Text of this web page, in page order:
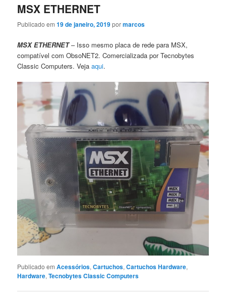
MSX ETHERNET
Publicado em19 de janeiro, 2019pormarcos
MSX ETHERNET– Isso mesmo placa de rede para MSX,
compatível com ObsoNET2. Comercializada por Tecnobytes
Classic Computers. Vejaaqui.
Publicado em Acessórios,Cartuchos,Cartuchos Hardware,
Hardware,Tecnobytes Classic Computers